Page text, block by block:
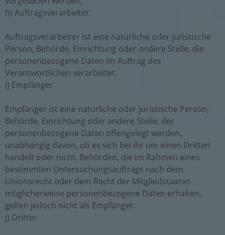
h) Auftragsverarbeiter
Auftragsverarbeiter ist eine natürliche oder juristische
Person, Behörde, Einrichtung oder andere Stelle, die
personenbezogene Daten im Auftrag des
Verantwortlichen verarbeitet.
i) Empfänger
Empfänger ist eine natürliche oder juristische Person,
Behörde, Einrichtung oder andere Stelle, der
personenbezogene Daten offengelegt werden,
unabhängig davon, ob es sich bei ihr um einen Dritten
handelt oder nicht. Behörden, die im Rahmen eines
bestimmten Untersuchungsauftrags nach dem
Unionsrecht oder dem Recht der Mitgliedstaaten
möglicherweise personenbezogene Daten erhalten,
gelten jedoch nicht als Empfänger.
j) Dritter